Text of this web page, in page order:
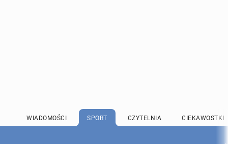
WIADOMOŚCI SPORT CZYTELNIA CIEKAWOSTKI